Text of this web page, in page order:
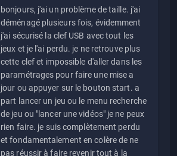
bonjours, j'ai un problème de taille. j'ai
déménagé plusieurs fois, évidemment
j'ai sécurisé la clef USB avec tout les
jeux et je l'ai perdu. je ne retrouve plus
cette clef et impossible d'aller dans les
paramétrages pour faire une mise a
jour ou appuyer sur le bouton start. a
part lancer un jeu ou le menu recherche
de jeu ou "lancer une vidéos" je ne peux
rien faire. je suis complètement perdu
et fondamentalement en colère de ne
pas réussir à faire revenir tout à la